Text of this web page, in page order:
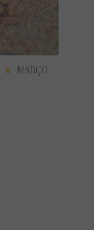
MARÇO